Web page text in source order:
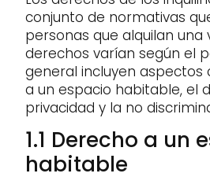
conjunto de normativas
personas que alquilan una
derechos varían según el
general incluyen aspectos
a un espacio habitable, el
privacidad y la no
1.1 Derecho a un
habitable